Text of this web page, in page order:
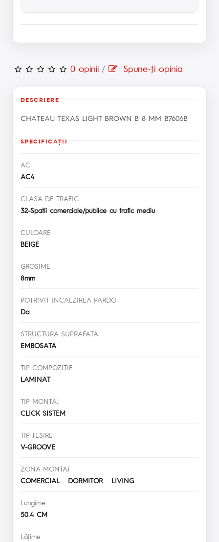
0 opinii / Spune-ţi opinia
DESCRIERE
CHATEAU TEXAS LIGHT BROWN B 8 MM B7606B
SPECIFICAŢII
AC
AC4
CLASA DE TRAFIC
32-Spatii comerciale/publice cu trafic mediu
CULOARE
BEIGE
GROSIME
8mm
POTRIVIT INCALZIREA PARDO
Da
STRUCTURA SUPRAFATA
EMBOSATA
TIP COMPOZITIE
LAMINAT
TIP MONTAJ
CLICK SISTEM
TIP TESIRE
V-GROOVE
ZONA MONTAJ
COMERCIAL DORMITOR LIVING
Lungime
50.4 CM
Lăţime